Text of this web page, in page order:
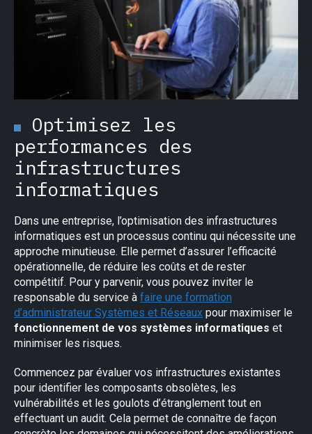
Optimisez les
performances des
infrastructures
informatiques
Dans une entreprise, l’optimisation des infrastructures
informatiques est un processus continu qui nécessite une
approche minutieuse. Elle permet d’assurer l’efficacité
opérationnelle, de réduire les coûts et de rester
compétitif. Pour y parvenir, vous pouvez inviter le
responsable du service à faire une formation
d’administrateur Systèmes et Réseaux pour maximiser le
fonctionnement de vos systèmes informatiques et
minimiser les risques.
Commencez par évaluer vos infrastructures existantes
pour identifier les composants obsolètes, les
vulnérabilités et les goulots d’étranglement tout en
effectuant un audit. Cela permet de connaître de façon